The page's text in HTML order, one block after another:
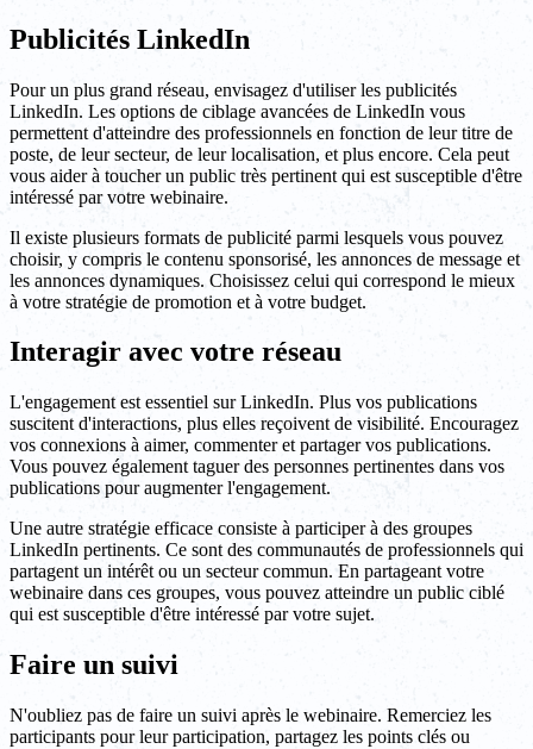
Publicités LinkedIn
Pour un plus grand réseau, envisagez d'utiliser les publicités
LinkedIn. Les options de ciblage avancées de LinkedIn vous
permettent d'atteindre des professionnels en fonction de leur titre de
poste, de leur secteur, de leur localisation, et plus encore. Cela peut
vous aider à toucher un public très pertinent qui est susceptible d'être
intéressé par votre webinaire.
Il existe plusieurs formats de publicité parmi lesquels vous pouvez
choisir, y compris le contenu sponsorisé, les annonces de message et
les annonces dynamiques. Choisissez celui qui correspond le mieux
à votre stratégie de promotion et à votre budget.
Interagir avec votre réseau
L'engagement est essentiel sur LinkedIn. Plus vos publications
suscitent d'interactions, plus elles reçoivent de visibilité. Encouragez
vos connexions à aimer, commenter et partager vos publications.
Vous pouvez également taguer des personnes pertinentes dans vos
publications pour augmenter l'engagement.
Une autre stratégie efficace consiste à participer à des groupes
LinkedIn pertinents. Ce sont des communautés de professionnels qui
partagent un intérêt ou un secteur commun. En partageant votre
webinaire dans ces groupes, vous pouvez atteindre un public ciblé
qui est susceptible d'être intéressé par votre sujet.
Faire un suivi
N'oubliez pas de faire un suivi après le webinaire. Remerciez les
participants pour leur participation, partagez les points clés ou